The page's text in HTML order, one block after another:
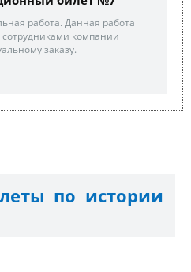
работа. Данная работа
компании
заказу.
по истории